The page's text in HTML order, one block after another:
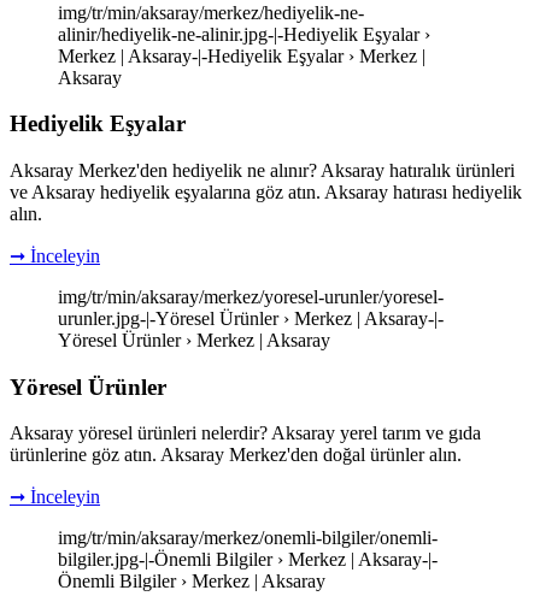
img/tr/min/aksaray/merkez/hediyelik-ne-
alinir/hediyelik-ne-alinir.jpg-|-Hediyelik Eşyalar ›
Merkez | Aksaray-|-Hediyelik Eşyalar › Merkez |
Aksaray
Hediyelik Eşyalar
Aksaray Merkez'den hediyelik ne alınır? Aksaray hatıralık ürünleri
ve Aksaray hediyelik eşyalarına göz atın. Aksaray hatırası hediyelik
alın.
➞ İnceleyin
img/tr/min/aksaray/merkez/yoresel-urunler/yoresel-
urunler.jpg-|-Yöresel Ürünler › Merkez | Aksaray-|-
Yöresel Ürünler › Merkez | Aksaray
Yöresel Ürünler
Aksaray yöresel ürünleri nelerdir? Aksaray yerel tarım ve gıda
ürünlerine göz atın. Aksaray Merkez'den doğal ürünler alın.
➞ İnceleyin
img/tr/min/aksaray/merkez/onemli-bilgiler/onemli-
bilgiler.jpg-|-Önemli Bilgiler › Merkez | Aksaray-|-
Önemli Bilgiler › Merkez | Aksaray